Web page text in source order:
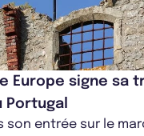
Europe signe sa
Portugal
son entrée sur le